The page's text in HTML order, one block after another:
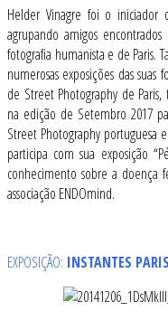
Helder Vinagre foi o iniciador
agrupando amigos
fotografia humanista e de Paris.
numerosas exposições das suas
de Street Photography de
na edição de Setembro 2017
Street Photography portuguesa
participa com sua exposição
conhecimento sobre a doença
associação ENDOmind.
EXPOSIÇÃO: INSTANTES